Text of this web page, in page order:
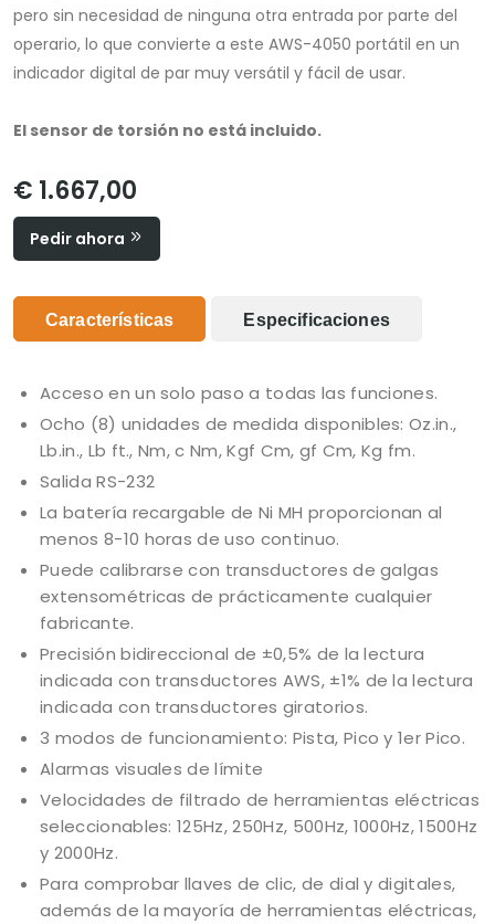
pero sin necesidad de ninguna otra entrada por parte del
operario, lo que convierte a este AWS-4050 portátil en un
indicador digital de par muy versátil y fácil de usar.
El sensor de torsión no está incluido.
€ 1.667,00
Pedir ahora
Características Especificaciones
Acceso en un solo paso a todas las funciones.
Ocho (8) unidades de medida disponibles: Oz.in.,
Lb.in., Lb ft., Nm, c Nm, Kgf Cm, gf Cm, Kg fm.
Salida RS-232
La batería recargable de Ni MH proporcionan al
menos 8-10 horas de uso continuo.
Puede calibrarse con transductores de galgas
extensométricas de prácticamente cualquier
fabricante.
Precisión bidireccional de ±0,5% de la lectura
indicada con transductores AWS, ±1% de la lectura
indicada con transductores giratorios.
3 modos de funcionamiento: Pista, Pico y 1er Pico.
Alarmas visuales de límite
Velocidades de filtrado de herramientas eléctricas
seleccionables: 125Hz, 250Hz, 500Hz, 1000Hz, 1500Hz
y 2000Hz.
Para comprobar llaves de clic, de dial y digitales,
además de la mayoría de herramientas eléctricas,